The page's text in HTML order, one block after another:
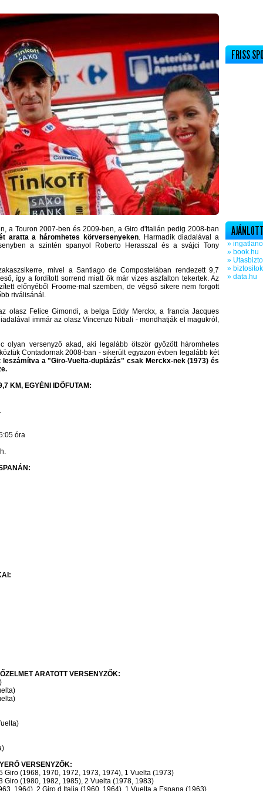
a Touron 2007-ben és 2009-ben, a Giro d'Italián pedig 2008-ban
aratta a háromhetes körversenyeken. Harmadik diadalával a
a szintén spanyol Roberto Herasszal és a svájci Tony
mivel a Santiago de Compostelában rendezett 9,7
így a fordított sorrend miatt ők már vizes aszfalton tekertek. Az
előnyéből Froome-mal szemben, de végső sikere nem forgott
riválisánál.
olasz Felice Gimondi, a belga Eddy Merckx, a francia Jacques
immár az olasz Vincenzo Nibali - mondhatják el magukról,
olyan versenyző akad, aki legalább ötször győzött háromhetes
Contadornak 2008-ban - sikerült egyazon évben legalább két
leszámítva a "Giro-Vuelta-duplázás" csak Merckx-nek (1973) és
KM, EGYÉNI IDŐFUTAM:
óra
ARATOTT VERSENYZŐK:
VERSENYZŐK:
Giro (1968, 1970, 1972, 1973, 1974), 1 Vuelta (1973)
Giro (1980, 1982, 1985), 2 Vuelta (1978, 1983)
1964), 2 Giro d,Italia (1960, 1964), 1 Vuelta a Espana (1963)
FRISS
»
» book.hu
»
»
» data.hu